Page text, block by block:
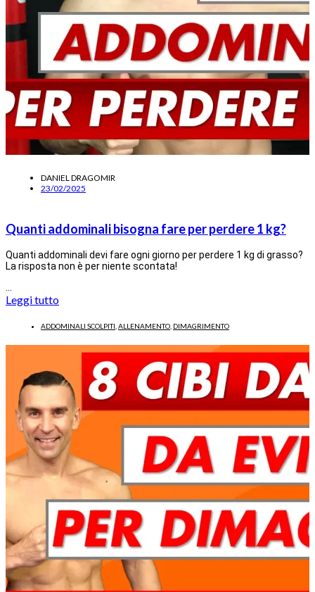
DANIEL DRAGOMIR
23/02/2025
Quanti addominali bisogna fare per perdere 1 kg?
Quanti addominali devi fare ogni giorno per perdere 1 kg di grasso?
La risposta non è per niente scontata!
Leggi tutto
ADDOMINALI SCOLPITI ALLENAMENTO DIMAGRIMENTO